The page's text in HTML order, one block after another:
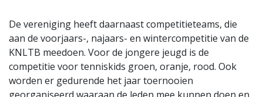
De vereniging heeft daarnaast competitieteams, die
aan de voorjaars-, najaars- en wintercompetitie van de
KNLTB meedoen. Voor de jongere jeugd is de
competitie voor tenniskids groen, oranje, rood. Ook
worden er gedurende het jaar toernooien